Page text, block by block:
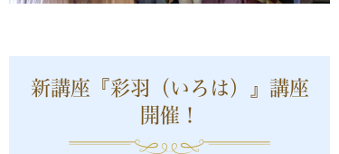
新講座『彩羽（いろは）』講座
開催！